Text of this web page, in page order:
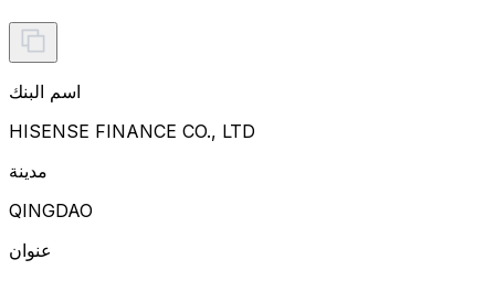
اسم البنك
HISENSE FINANCE CO., LTD
مدينة
QINGDAO
عنوان